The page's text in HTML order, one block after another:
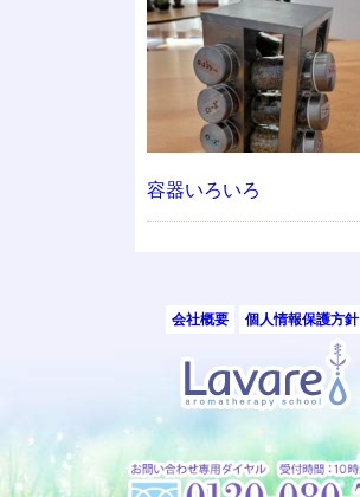
容器いろいろ
会社概要 個人情報保護方針